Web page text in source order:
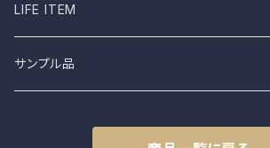
shimaai
NAPRON
Sweatshirt
Vest
Socks
Cap
B品
LIFE ITEM
食器
サンプル品